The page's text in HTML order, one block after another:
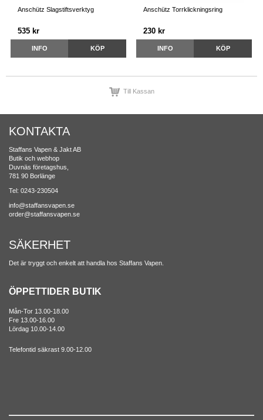
Anschütz Slagstiftsverktyg
535 kr
INFO KÖP
Anschütz Torrklickningsring
230 kr
INFO KÖP
Till Kassan
KONTAKTA
Staffans Vapen & Jakt AB
Butik och webhop
Duvnäs företagshus,
781 90 Borlänge
Tel: 0243-230504
info@staffansvapen.se
order@staffansvapen.se
SÄKERHET
Det är tryggt och enkelt att handla hos Staffans Vapen.
ÖPPETTIDER BUTIK
Mån-Tor 13.00-18.00
Fre 13.00-16.00
Lördag 10.00-14.00
Telefontid säkrast 9.00-12.00